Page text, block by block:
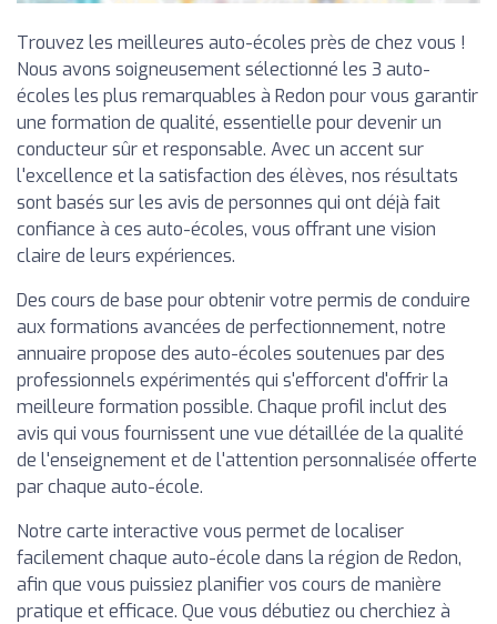
Trouvez les meilleures auto-écoles près de chez vous !
Nous avons soigneusement sélectionné les 3 auto-
écoles les plus remarquables à Redon pour vous garantir
une formation de qualité, essentielle pour devenir un
conducteur sûr et responsable. Avec un accent sur
l'excellence et la satisfaction des élèves, nos résultats
sont basés sur les avis de personnes qui ont déjà fait
confiance à ces auto-écoles, vous offrant une vision
claire de leurs expériences.
Des cours de base pour obtenir votre permis de conduire
aux formations avancées de perfectionnement, notre
annuaire propose des auto-écoles soutenues par des
professionnels expérimentés qui s'efforcent d'offrir la
meilleure formation possible. Chaque profil inclut des
avis qui vous fournissent une vue détaillée de la qualité
de l'enseignement et de l'attention personnalisée offerte
par chaque auto-école.
Notre carte interactive vous permet de localiser
facilement chaque auto-école dans la région de Redon,
afin que vous puissiez planifier vos cours de manière
pratique et efficace. Que vous débutiez ou cherchiez à